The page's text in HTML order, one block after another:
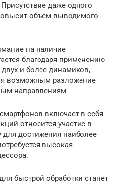
даже одного
объем выводимого
на наличие
благодаря применению
и более динамиков,
возможным разложение
направлениям
включает в себя
относится участие в
для достижения наиболее
высокая
быстрой обработки станет